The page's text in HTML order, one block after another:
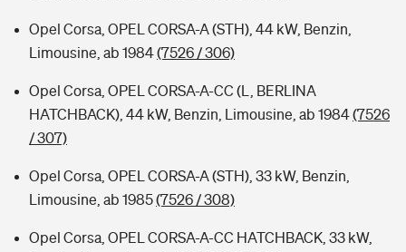
Opel Corsa, OPEL CORSA-A (STH), 44 kW, Benzin,
Limousine, ab 1984(7526 / 306)
Opel Corsa, OPEL CORSA-A-CC (L, BERLINA
HATCHBACK), 44 kW, Benzin, Limousine, ab 1984(7526
/ 307)
Opel Corsa, OPEL CORSA-A (STH), 33 kW, Benzin,
Limousine, ab 1985(7526 / 308)
Opel Corsa, OPEL CORSA-A-CC HATCHBACK, 33 kW,